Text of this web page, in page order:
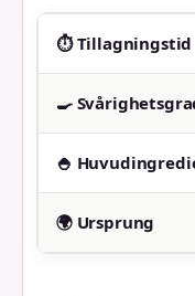
⏱️ Tillagningstid
🍳
🍚
🌍 Ursprung